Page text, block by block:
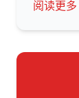
阅读更多